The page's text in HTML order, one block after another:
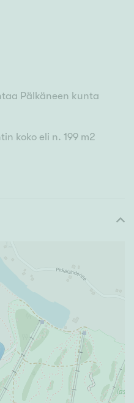
Pälkäneen kunta
koko eli n. 199 m2